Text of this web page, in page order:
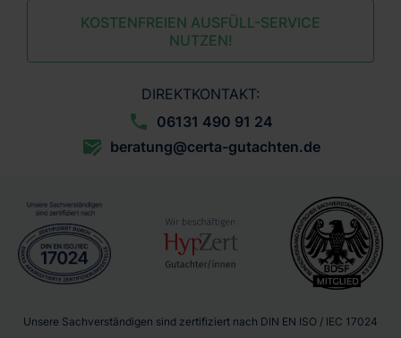
KOSTENFREIEN AUSFÜLL-SERVICE
NUTZEN!
DIREKTKONTAKT:
06131 490 91 24
beratung@certa-gutachten.de
Unsere Sachverständigen sind zertifiziert nach DIN EN ISO / IEC 17024